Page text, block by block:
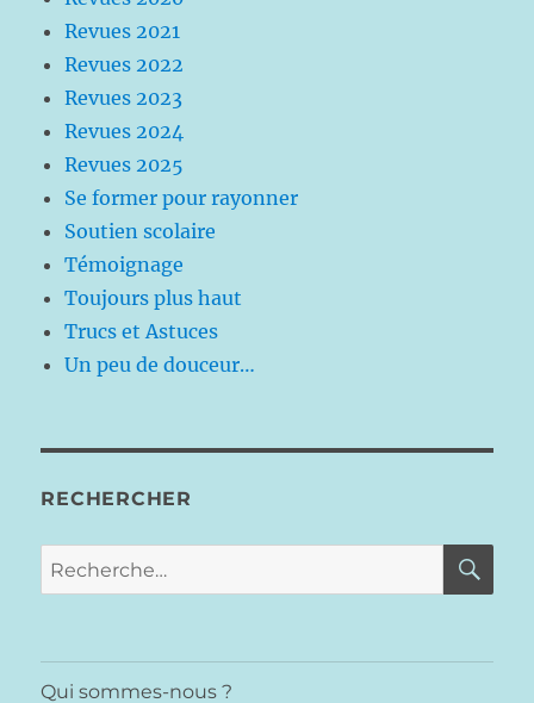
Revues 2021
Revues 2022
Revues 2023
Revues 2024
Revues 2025
Se former pour rayonner
Soutien scolaire
Témoignage
Toujours plus haut
Trucs et Astuces
Un peu de douceur…
RECHERCHER
Recherche
pour :
Qui sommes-nous ?